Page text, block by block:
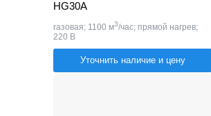
HG30A
газовая; 1100 м3/час; прямой нагрев;
220 В
Уточнить наличие и цену